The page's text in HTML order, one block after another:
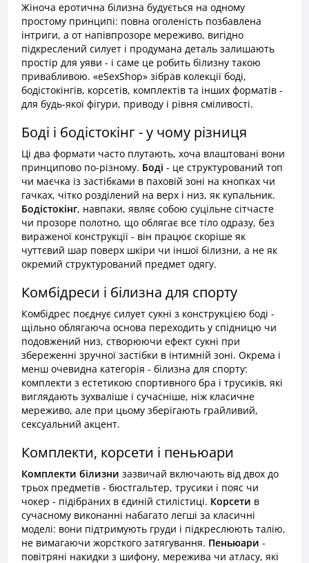
Жіноча еротична білизна будується на одному
простому принципі: повна оголеність позбавлена
інтриги, а от напівпрозоре мереживо, вигідно
підкреслений силует і продумана деталь залишають
простір для уяви - і саме це робить білизну такою
привабливою. «eSexShop» зібрав колекції боді,
бодістокінгів, корсетів, комплектів та інших форматів -
для будь-якої фігури, приводу і рівня сміливості.
Боді і бодістокінг - у чому різниця
Ці два формати часто плутають, хоча влаштовані вони
принципово по-різному. Боді - це структурований топ
чи маєчка із застібками в паховій зоні на кнопках чи
гачках, чітко розділений на верх і низ, як купальник.
Бодістокінг, навпаки, являє собою суцільне сітчасте
чи прозоре полотно, що облягає все тіло одразу, без
вираженої конструкції - він працює скоріше як
чуттєвий шар поверх шкіри чи іншої білизни, а не як
окремий структурований предмет одягу.
Комбідреси і білизна для спорту
Комбідрес поєднує силует сукні з конструкцією боді -
щільно облягаюча основа переходить у спідницю чи
подовжений низ, створюючи ефект сукні при
збереженні зручної застібки в інтимній зоні. Окрема і
менш очевидна категорія - білизна для спорту:
комплекти з естетикою спортивного бра і трусиків, які
виглядають зухваліше і сучасніше, ніж класичне
мереживо, але при цьому зберігають грайливий,
сексуальний акцент.
Комплекти, корсети і пеньюари
Комплекти білизни зазвичай включають від двох до
трьох предметів - бюстгальтер, трусики і пояс чи
чокер - підібраних в єдиній стилістиці. Корсети в
сучасному виконанні набагато легші за класичні
моделі: вони підтримують груди і підкреслюють талію,
не вимагаючи жорсткого затягування. Пеньюари -
повітряні накидки з шифону, мережива чи атласу, які